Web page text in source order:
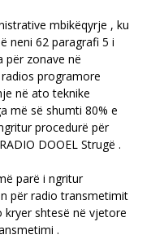
mbikëqyrje , ku
neni 62 paragrafi 5 i
për zonave në
programore
në ato teknike
më së shumti 80% e
procedurë për
DOOEL Strugë .
parë i ngritur
për radio transmetimit
kryer shtesë në vjetore
.